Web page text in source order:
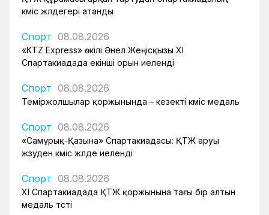
күміс жүлдегері атанды
Спорт 08.08.2026
«KTZ Express» өкілі Әнел Жеңісқызы XI
Спартакиадада екінші орын иеленді
Спорт 08.08.2026
Теміржолшылар қоржынында – кезекті күміс медаль
Спорт 08.08.2026
«Самұрық-Қазына» Спартакиадасы: ҚТЖ аруы
жүзуден күміс жүлде иеленді
Спорт 08.08.2026
XI Спартакиадада ҚТЖ қоржынына тағы бір алтын
медаль түсті